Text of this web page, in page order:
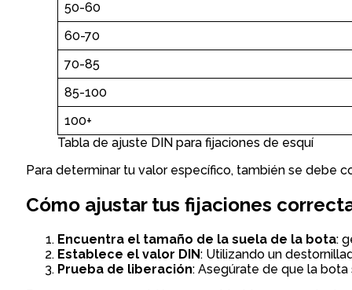
50-60
60-70
70-85
85-100
100+
Tabla de ajuste DIN para fijaciones de esquí
Para determinar tu valor específico, también se debe
Cómo ajustar tus fijaciones
Encuentra el tamaño de la suela de la bota:
Establece el valor DIN: Utilizando un
Prueba de liberación: Asegúrate de que la